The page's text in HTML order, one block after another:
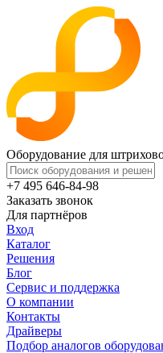
Оборудование для
+7 495 646-84-98
Заказать звонок
Для партнёров
Вход
Каталог
Решения
Блог
Сервис и поддержка
О компании
Контакты
Драйверы
Подбор аналогов